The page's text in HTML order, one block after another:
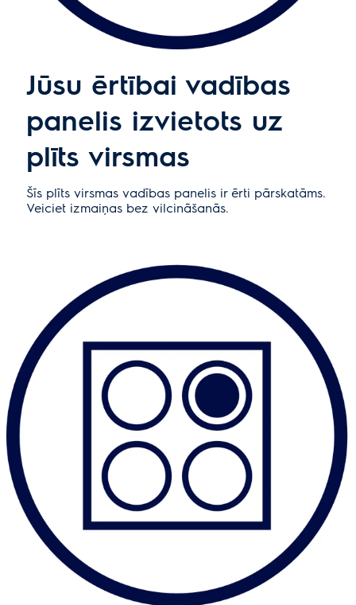
Jūsu ērtībai vadības
panelis izvietots uz
plīts virsmas
Šīs plīts virsmas vadības panelis ir ērti pārskatāms.
Veiciet izmaiņas bez vilcināšanās.